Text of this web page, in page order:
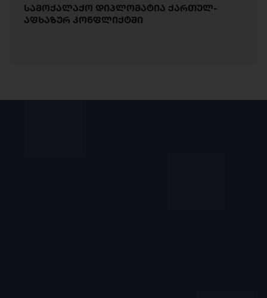
სამოქალაქო დიპლომატია ქართულ-
აფხაზურ კონფლიქტში